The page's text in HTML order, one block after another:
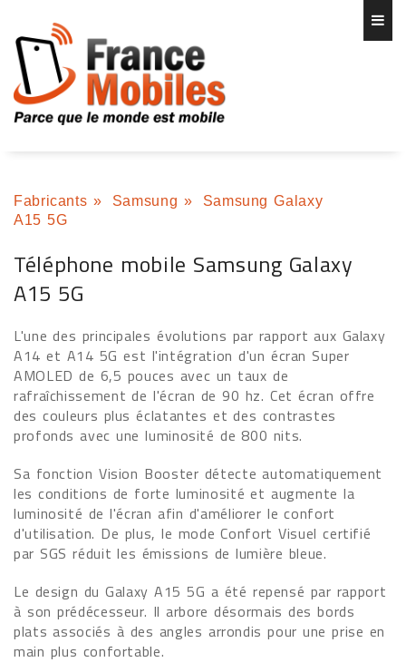
Fabricants » Samsung »
Samsung Galaxy
A15 5G
Téléphone mobile Samsung Galaxy
A15 5G
L'une des principales évolutions par rapport aux Galaxy
A14 et A14 5G est l'intégration d'un écran Super
AMOLED de 6,5 pouces avec un taux de
rafraîchissement de l'écran de 90 hz. Cet écran offre
des couleurs plus éclatantes et des contrastes
profonds avec une luminosité de 800 nits.
Sa fonction Vision Booster détecte automatiquement
les conditions de forte luminosité et augmente la
luminosité de l'écran afin d'améliorer le confort
d'utilisation. De plus, le mode Confort Visuel certifié
par SGS réduit les émissions de lumière bleue.
Le design du Galaxy A15 5G a été repensé par rapport
à son prédécesseur. Il arbore désormais des bords
plats associés à des angles arrondis pour une prise en
main plus confortable.